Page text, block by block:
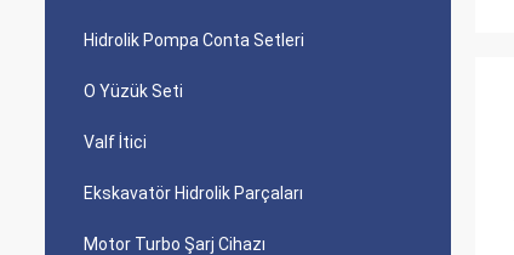
Hidrolik Pompa Conta Setleri
O Yüzük Seti
Valf İtici
Ekskavatör Hidrolik Parçaları
Motor Turbo Şarj Cihazı